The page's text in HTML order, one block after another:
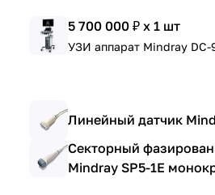
5 700 000 ₽ x 1 шт
УЗИ аппарат Mindray
Линейный датчик
Секторный
Mindray SP5-1E